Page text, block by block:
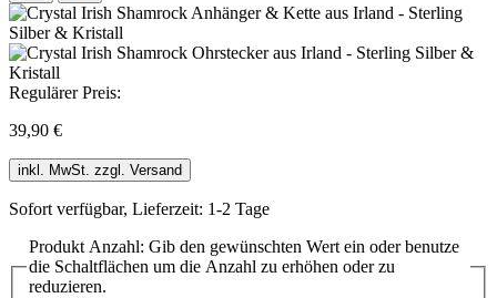
Regulärer Preis:
39,90 €
inkl. MwSt. zzgl. Versand
Sofort verfügbar, Lieferzeit: 1-2 Tage
Produkt Anzahl: Gib den gewünschten Wert ein oder benutze
die Schaltflächen um die Anzahl zu erhöhen oder zu
reduzieren.